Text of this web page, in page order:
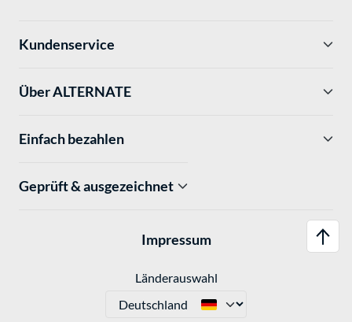
Kundenservice
Über ALTERNATE
Einfach bezahlen
Geprüft & ausgezeichnet
Impressum
Länderauswahl